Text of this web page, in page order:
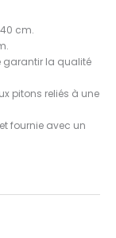
cm.
garantir la qualité
pitons reliés à une
fournie avec un